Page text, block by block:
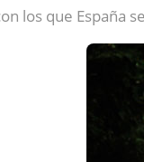
los que España